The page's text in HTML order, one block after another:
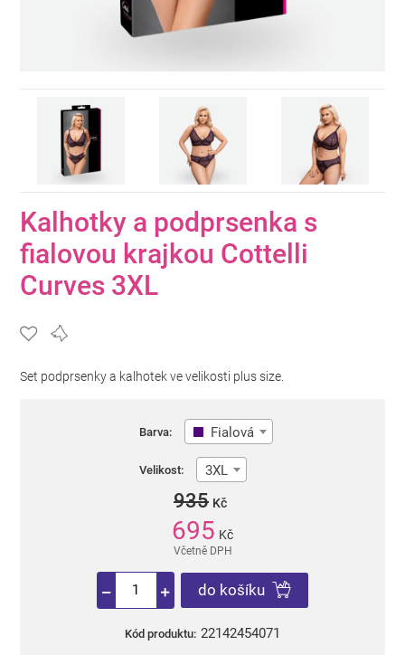
Kalhotky a podprsenka s
fialovou krajkou Cottelli
Curves 3XL
Set podprsenky a kalhotek ve velikosti plus size.
Barva: Fialová
Velikost: 3XL
935 Kč
695 Kč
Včetně DPH
do košíku
Kód produktu: 22142454071